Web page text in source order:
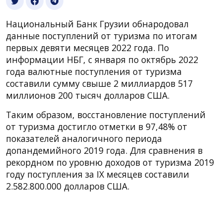
Национальный Банк Грузии обнародовал
данные поступлений от туризма по итогам
первых девяти месяцев 2022 года. По
информации НБГ, с января по октябрь 2022
года валютные поступления от туризма
составили сумму свыше 2 миллиардов 517
миллионов 200 тысяч долларов США.
Таким образом, восстановление поступлений
от туризма достигло отметки в 97,48% от
показателей аналогичного периода
допандемийного 2019 года. Для сравнения в
рекордном по уровню доходов от туризма 2019
году поступления за IX месяцев составили
2.582.800.000 долларов США.